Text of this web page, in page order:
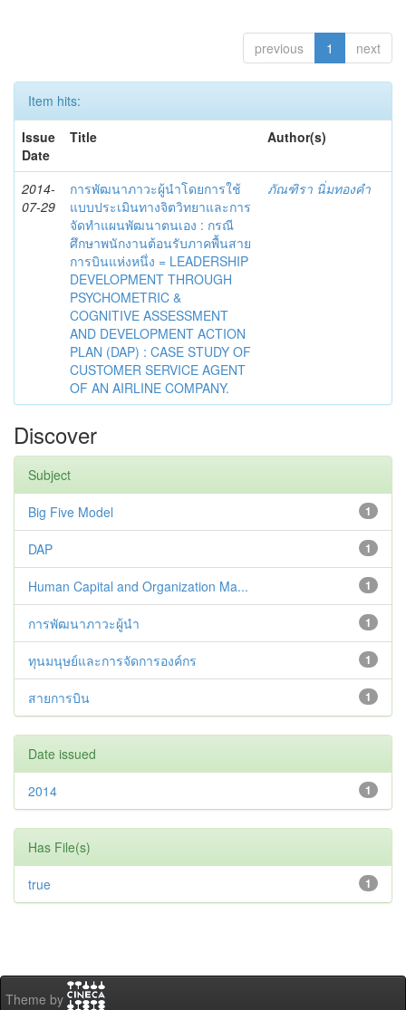
previous 1 next
Item hits:
Issue
Date
Title Author(s)
2014-
07-29
การพัฒนาภาวะผู้นำโดยการใช้
แบบประเมินทางจิตวิทยาและการ
จัดทำแผนพัฒนาตนเอง : กรณี
ศึกษาพนักงานต้อนรับภาคพื้นสาย
การบินแห่งหนึ่ง = LEADERSHIP
DEVELOPMENT THROUGH
PSYCHOMETRIC &
COGNITIVE ASSESSMENT
AND DEVELOPMENT ACTION
PLAN (DAP) : CASE STUDY OF
CUSTOMER SERVICE AGENT
OF AN AIRLINE COMPANY.
ภัณฑิรา นิ่มทองคำ
Discover
Subject
1
Big Five Model
1
DAP
1
Human Capital and Organization Ma...
1
การพัฒนาภาวะผู้นำ
1
ทุนมนุษย์และการจัดการองค์กร
1
สายการบิน
Date issued
1
2014
Has File(s)
1
true
Theme by